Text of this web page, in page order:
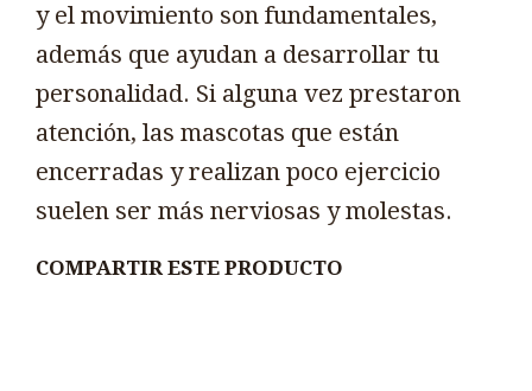
y el movimiento son fundamentales,
además que ayudan a desarrollar tu
personalidad. Si alguna vez prestaron
atención, las mascotas que están
encerradas y realizan poco ejercicio
suelen ser más nerviosas y molestas.
COMPARTIR ESTE PRODUCTO